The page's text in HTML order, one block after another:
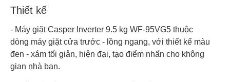
Công
Inverter
Số
người
Từ 5 - 7 người
Thiết kế
- Máy giặt Casper Inverter 9.5 kg WF-95VG5 thuộc
dòng máy giặt cửa trước - lồng ngang, với thiết kế màu
đen - xám tối giản, hiện đại, tạo điểm nhấn cho không
gian nhà bạn.